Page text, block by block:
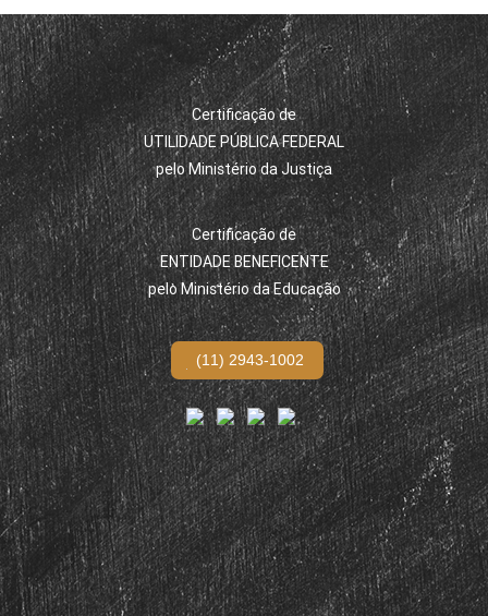
Certificação de
UTILIDADE PÚBLICA FEDERAL
pelo Ministério da Justiça
Certificação de
ENTIDADE BENEFICENTE
pelo Ministério da Educação
(11) 2943-1002